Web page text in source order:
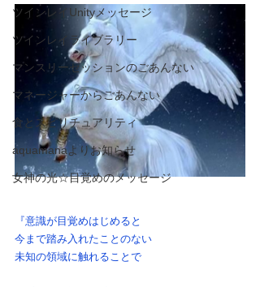
ツインレイUnityメッセージ
ツインレイライブラリー
マンスリーセッションのごあんない
マネージャーからごあんない
食とスピリチュアリティ
aquamanaよりお知らせ
女神の光☆目覚めのメッセージ
『意識が目覚めはじめると
今まで踏み入れたことのない
未知の領域に触れることで